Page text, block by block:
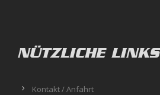
NÜTZLICHE LINKS
Kontakt / Anfahrt